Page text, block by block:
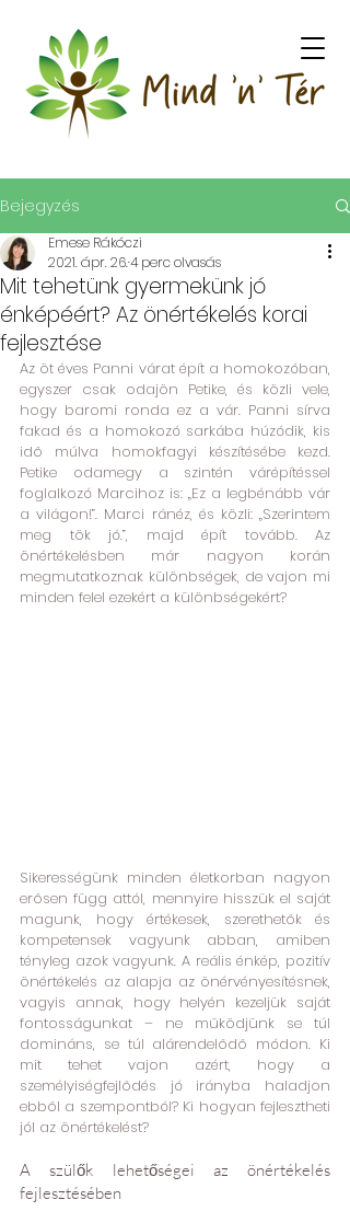
Bejegyzés
Mit tehetünk gyermekünk jó
énképéért? Az önértékelés korai
fejlesztése
Emese Rákóczi
2021. ápr. 26.4 perc olvasás
Az öt éves Panni várat épít a homokozóban,
egyszer csak odajön Petike, és közli vele,
hogy baromi ronda ez a vár. Panni sírva
fakad és a homokozó sarkába húzódik, kis
idő múlva homokfagyi készítésébe kezd.
Petike odamegy a szintén várépítéssel
foglalkozó Marcihoz is: „Ez a legbénább vár
a világon!”. Marci ránéz, és közli: „Szerintem
meg tök jó.”, majd épít tovább. Az
önértékelésben már nagyon korán
megmutatkoznak különbségek, de vajon mi
minden felel ezekért a különbségekért?
Sikerességünk minden életkorban nagyon
erősen függ attól, mennyire hisszük el saját
magunk, hogy értékesek, szerethetők és
kompetensek vagyunk abban, amiben
tényleg azok vagyunk. A reális énkép, pozitív
önértékelés az alapja az önérvényesítésnek,
vagyis annak, hogy helyén kezeljük saját
fontosságunkat – ne működjünk se túl
domináns, se túl alárendelődő módon. Ki
mit tehet vajon azért, hogy a
személyiségfejlődés jó irányba haladjon
ebből a szempontból? Ki hogyan fejlesztheti
jól az önértékelést?
A szülők lehetőségei az önértékelés
fejlesztésében